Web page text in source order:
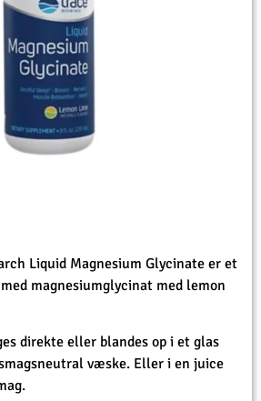
Liquid Magnesium Glycinate er et
magnesiumglycinat med lemon
direkte eller blandes op i et glas
væske. Eller i en juice